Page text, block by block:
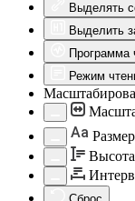
Выделять
Выделить
Программа
Режим
Aa